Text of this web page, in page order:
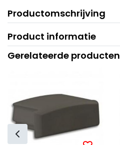
Productomschrijving
Product informatie
Gerelateerde producten